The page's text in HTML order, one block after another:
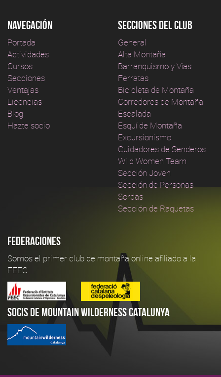
Navegación
Portada
Actividades
Cursos
Secciones
Ventajas
Licencias
Blog
Hazte socio
Secciones del club
General
Alta Montaña
Barranquismo y Vías
Ferratas
Bicicleta de Montaña
Corredores de Montaña
Escalada
Esquí de Montaña
Excursionismo
Cuidadores de Senderos
Wild Women Team
Sección Joven
Sección de Personas
Sordas
Sección de Raquetas
Federaciones
Somos el primer club de montaña online afiliado a la
FEEC.
Socis de Mountain Wilderness Catalunya